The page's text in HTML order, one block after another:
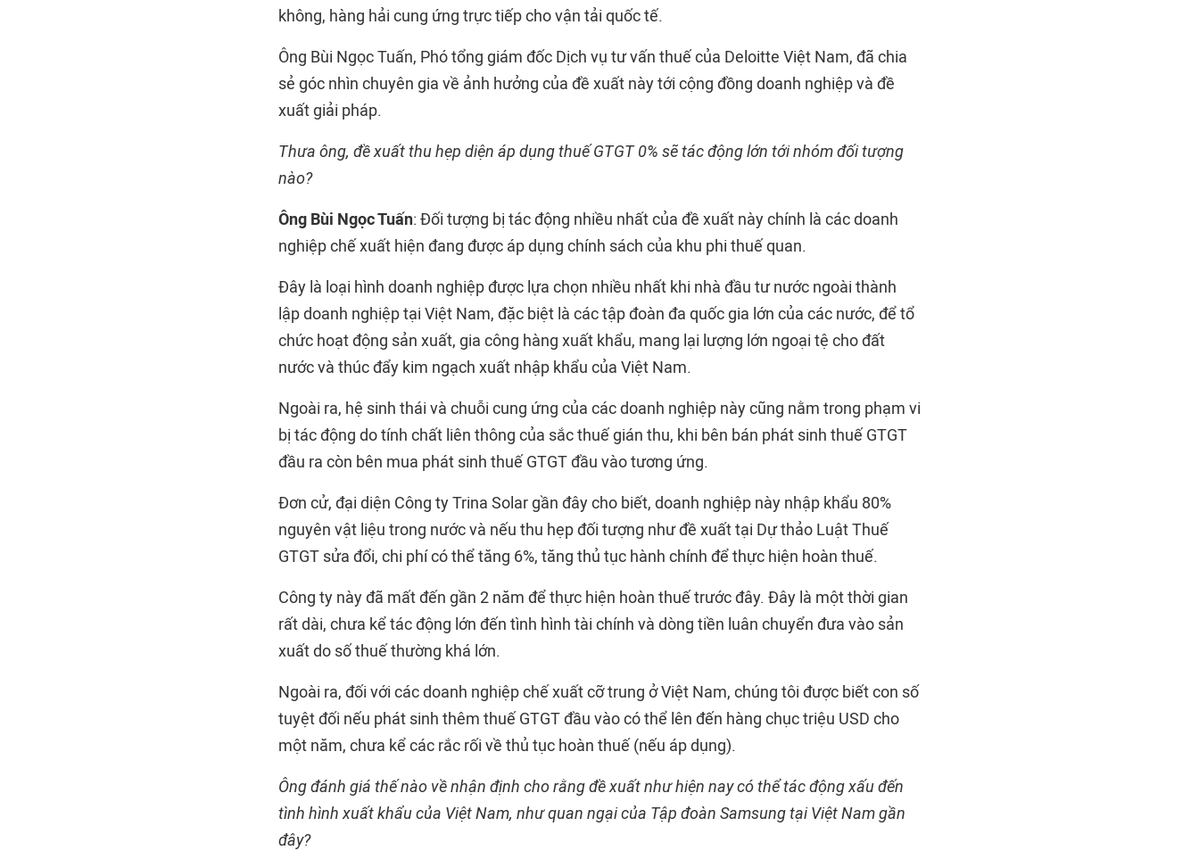
không, hàng hải cung ứng trực tiếp cho vận tải quốc tế.
Ông Bùi Ngọc Tuấn, Phó tổng giám đốc Dịch vụ tư vấn thuế của Deloitte Việt Nam, đã chia
sẻ góc nhìn chuyên gia về ảnh hưởng của đề xuất này tới cộng đồng doanh nghiệp và đề
xuất giải pháp.
Thưa ông, đề xuất thu hẹp diện áp dụng thuế GTGT 0% sẽ tác động lớn tới nhóm đối tượng
nào?
Ông Bùi Ngọc Tuấn: Đối tượng bị tác động nhiều nhất của đề xuất này chính là các doanh
nghiệp chế xuất hiện đang được áp dụng chính sách của khu phi thuế quan.
Đây là loại hình doanh nghiệp được lựa chọn nhiều nhất khi nhà đầu tư nước ngoài thành
lập doanh nghiệp tại Việt Nam, đặc biệt là các tập đoàn đa quốc gia lớn của các nước, để tổ
chức hoạt động sản xuất, gia công hàng xuất khẩu, mang lại lượng lớn ngoại tệ cho đất
nước và thúc đẩy kim ngạch xuất nhập khẩu của Việt Nam.
Ngoài ra, hệ sinh thái và chuỗi cung ứng của các doanh nghiệp này cũng nằm trong phạm vi
bị tác động do tính chất liên thông của sắc thuế gián thu, khi bên bán phát sinh thuế GTGT
đầu ra còn bên mua phát sinh thuế GTGT đầu vào tương ứng.
Đơn cử, đại diện Công ty Trina Solar gần đây cho biết, doanh nghiệp này nhập khẩu 80%
nguyên vật liệu trong nước và nếu thu hẹp đối tượng như đề xuất tại Dự thảo Luật Thuế
GTGT sửa đổi, chi phí có thể tăng 6%, tăng thủ tục hành chính để thực hiện hoàn thuế.
Công ty này đã mất đến gần 2 năm để thực hiện hoàn thuế trước đây. Đây là một thời gian
rất dài, chưa kể tác động lớn đến tình hình tài chính và dòng tiền luân chuyển đưa vào sản
xuất do số thuế thường khá lớn.
Ngoài ra, đối với các doanh nghiệp chế xuất cỡ trung ở Việt Nam, chúng tôi được biết con số
tuyệt đối nếu phát sinh thêm thuế GTGT đầu vào có thể lên đến hàng chục triệu USD cho
một năm, chưa kể các rắc rối về thủ tục hoàn thuế (nếu áp dụng).
Ông đánh giá thế nào về nhận định cho rằng đề xuất như hiện nay có thể tác động xấu đến
tình hình xuất khẩu của Việt Nam, như quan ngại của Tập đoàn Samsung tại Việt Nam gần
đây?